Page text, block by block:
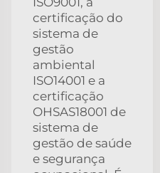
certificação do
sistema de
gestão
ambiental
ISO14001 e a
certificação
OHSAS18001 de
sistema de
gestão de saúde
e segurança